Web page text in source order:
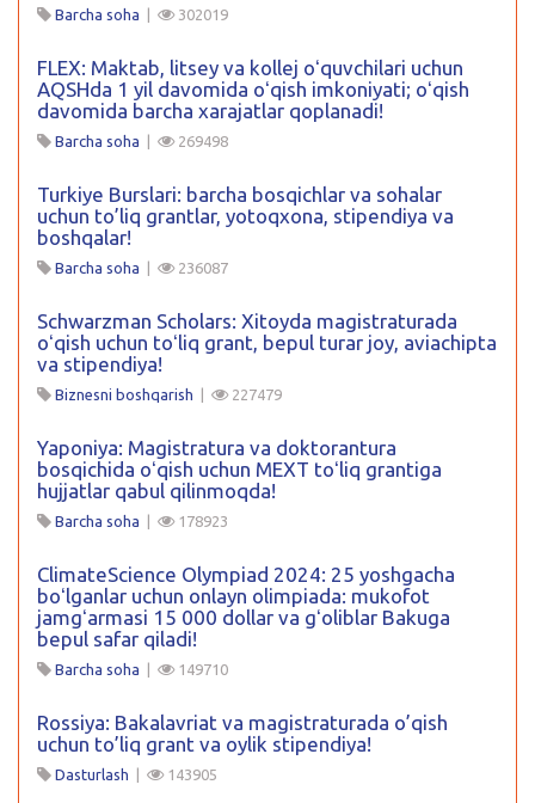
Barcha soha | 302019
FLEX: Maktab, litsey va kollej oʻquvchilari uchun
AQSHda 1 yil davomida oʻqish imkoniyati; oʻqish
davomida barcha xarajatlar qoplanadi!
Barcha soha | 269498
Turkiye Burslari: barcha bosqichlar va sohalar
uchun to’liq grantlar, yotoqxona, stipendiya va
boshqalar!
Barcha soha | 236087
Schwarzman Scholars: Xitoyda magistraturada
oʻqish uchun toʻliq grant, bepul turar joy, aviachipta
va stipendiya!
Biznesni boshqarish | 227479
Yaponiya: Magistratura va doktorantura
bosqichida oʻqish uchun MEXT toʻliq grantiga
hujjatlar qabul qilinmoqda!
Barcha soha | 178923
ClimateScience Olympiad 2024: 25 yoshgacha
boʻlganlar uchun onlayn olimpiada: mukofot
jamgʻarmasi 15 000 dollar va gʻoliblar Bakuga
bepul safar qiladi!
Barcha soha | 149710
Rossiya: Bakalavriat va magistraturada o’qish
uchun to’liq grant va oylik stipendiya!
Dasturlash | 143905